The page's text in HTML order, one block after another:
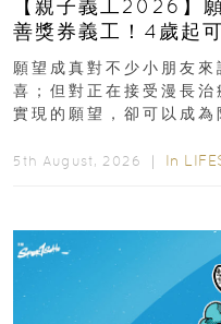
【親子義工2026】
善獎券義工！4歲起
新界
願望成真對不少小朋友
喜；但對正在接受漫長
實現的願望，卻可以成
5th August, 2026 ｜ In